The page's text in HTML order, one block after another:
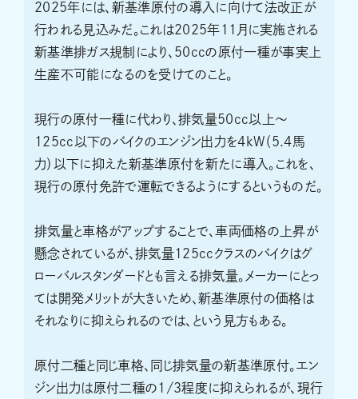
2025年には、新基準原付の導入に向けて法改正が
行われる見込みだ。これは2025年11月に実施される
新基準排ガス規制により、50ccの原付一種が事実上
生産不可能になるのを受けてのこと。
現行の原付一種に代わり、排気量50cc以上〜
125cc以下のバイクのエンジン出力を4kW（5.4馬
力）以下に抑えた新基準原付を新たに導入。これを、
現行の原付免許で運転できるようにするというものだ。
排気量と車格がアップすることで、車両価格の上昇が
懸念されているが、排気量125ccクラスのバイクはグ
ローバルスタンダードとも言える排気量。メーカーにとっ
ては開発メリットが大きいため、新基準原付の価格は
それなりに抑えられるのでは、という見方もある。
原付二種と同じ車格、同じ排気量の新基準原付。エン
ジン出力は原付二種の1/3程度に抑えられるが、現行